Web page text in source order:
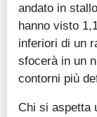
andato in
hanno visto
inferiori di un
sfocerà in un
contorni più
Chi si aspetta